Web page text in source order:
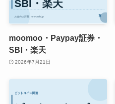
moomoo・Paypay証券・
SBI・楽天
2026年7月21日